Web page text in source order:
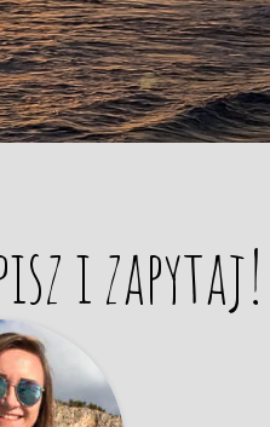
i zapytaj!